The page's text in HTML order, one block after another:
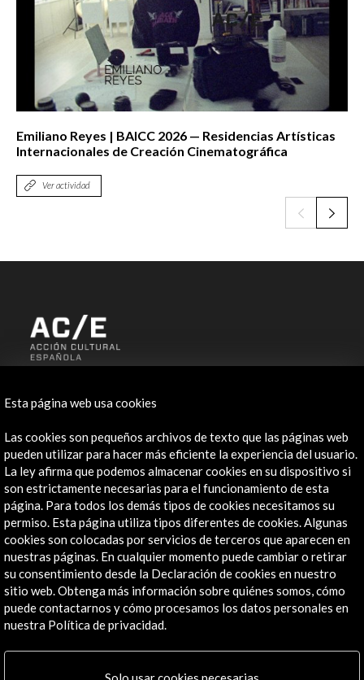
Emiliano Reyes | BAICC 2026 — Residencias Artísticas
Internacionales de Creación Cinematográfica
Ver actividad
AC/E
Contacta
info@accioncultural.es
+34 91 700 4000
José Abascal, 4 - 4º
28003 Madrid, España
Canales de contacto
Explora
Esta página web usa cookies
Las cookies son pequeños archivos de texto que las páginas web
pueden utilizar para hacer más eficiente la experiencia del usuario.
La ley afirma que podemos almacenar cookies en su dispositivo si
son estrictamente necesarias para el funcionamiento de esta
página. Para todos los demás tipos de cookies necesitamos su
permiso. Esta página utiliza tipos diferentes de cookies. Algunas
cookies son colocadas por servicios de terceros que aparecen en
nuestras páginas. En cualquier momento puede cambiar o retirar
su consentimiento desde la Declaración de cookies en nuestro
sitio web. Obtenga más información sobre quiénes somos, cómo
puede contactarnos y cómo procesamos los datos personales en
nuestra Política de privacidad.